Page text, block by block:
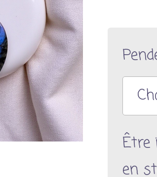
Être
en